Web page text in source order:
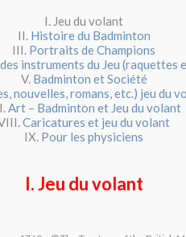
I. Jeu du volant
II. Histoire du Badminton
III. Portraits de Champions
instruments du Jeu (raquettes
V. Badminton et Société
nouvelles, romans, etc.) jeu du
Art – Badminton et Jeu du volant
Caricatures et jeu du volant
IX. Pour les physiciens
I. Jeu du volant